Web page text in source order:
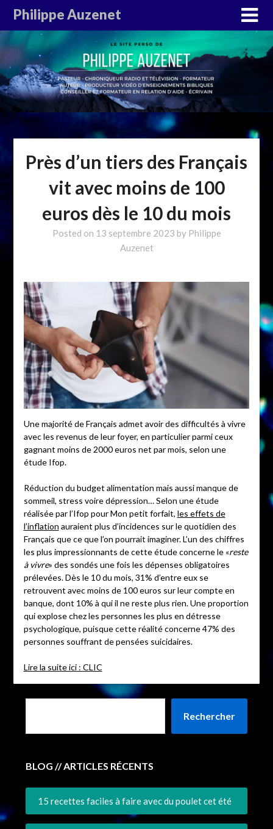
Philippe Auzenet
Près d’un tiers des Français
vit avec moins de 100
euros dès le 10 du mois
Posted on 13 septembre 2023 by Philippe
Auzenet
Une majorité de Français admet avoir des difficultés à vivre
avec les revenus de leur foyer, en particulier parmi ceux
gagnant moins de 2000 euros net par mois, selon une
étude Ifop.
Réduction du budget alimentation mais aussi manque de
sommeil, stress voire dépression… Selon une étude
réalisée par l’Ifop pour Mon petit forfait, les effets de
l’inflation auraient plus d’incidences sur le quotidien des
Français que ce que l’on pourrait imaginer. L’un des chiffres
les plus impressionnants de cette étude concerne le «reste
à vivre» des sondés une fois les dépenses obligatoires
prélevées. Dès le 10 du mois, 31% d’entre eux se
retrouvent avec moins de 100 euros sur leur compte en
banque, dont 10% à qui il ne reste plus rien. Une proportion
qui explose chez les personnes les plus en détresse
psychologique, puisque cette réalité concerne 47% des
personnes souffrant de pensées suicidaires.
Lire la suite ici : CLIC
Rechercher
BLOG // ARTICLES RÉCENTS
15 recettes faciles à faire avec du poulet cet été